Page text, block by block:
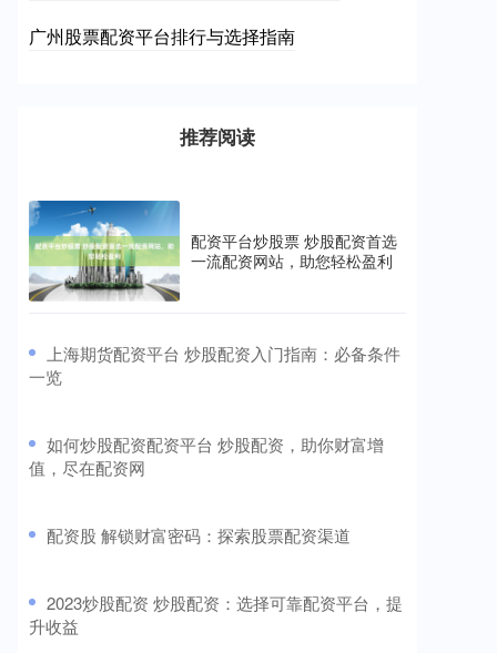
广州股票配资平台排行与选择指南
推荐阅读
配资平台炒股票 炒股配资首选
一流配资网站，助您轻松盈利
​上海期货配资平台 炒股配资入门指南：必备条件
一览
​如何炒股配资配资平台 炒股配资，助你财富增
值，尽在配资网
​配资股 解锁财富密码：探索股票配资渠道
​2023炒股配资 炒股配资：选择可靠配资平台，提
升收益